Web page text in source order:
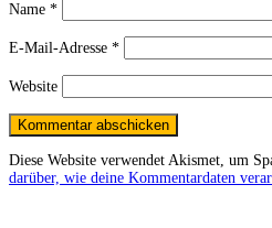
Name *
E-Mail-Adresse *
Website
Diese Website verwendet Akismet, um
darüber, wie deine Kommentardaten